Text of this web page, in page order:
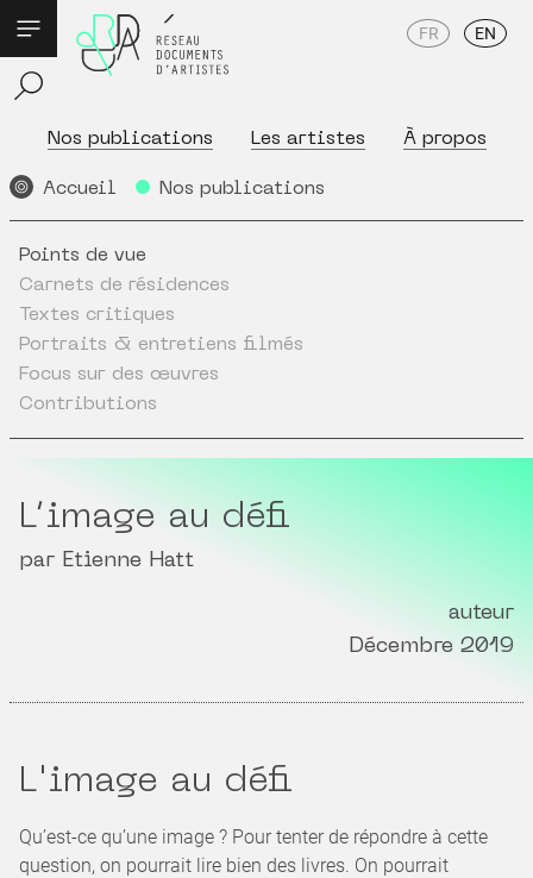
Nos publications Les artistes À propos
FR EN
Accueil Nos publications
Points de vue
Carnets de résidences
Textes critiques
Portraits & entretiens filmés
Focus sur des œuvres
Contributions
L’image au défi
par Etienne Hatt
auteur
Décembre 2019
L'image au défi
Qu’est-ce qu’une image ? Pour tenter de répondre à cette
question, on pourrait lire bien des livres. On pourrait